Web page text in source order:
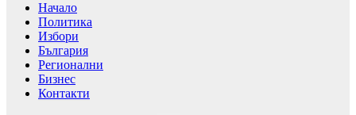
Начало
Политика
Избори
България
Регионални
Бизнес
Контакти